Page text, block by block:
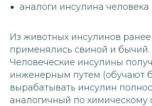
аналоги инсулина человека
Из животных инсулинов ранее
применялись свиной и бычий.
Человеческие инсулины
инженерным путем (обучают
вырабатывать инсулин
аналогичный по химическому